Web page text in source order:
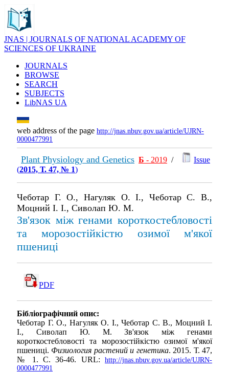
JNAS | JOURNALS OF NATIONAL ACADEMY OF
SCIENCES OF UKRAINE
JOURNALS
BROWSE
SEARCH
SUBJECTS
LibNAS UA
web address of the page http://jnas.nbuv.gov.ua/article/UJRN-
0000477991
Plant Physiology and Genetics Б - 2019 /
Issue
(2015, Т. 47, № 1)
Чеботар Г. О., Нагуляк О. І., Чеботар С. В.,
Моцний І. І., Сиволап Ю. М.
Зв'язок між генами короткостебловості
та морозостійкістю озимої м'якої
пшениці
PDF
Бібліографічний опис:
Чеботар Г. О., Нагуляк О. І., Чеботар С. В., Моцний І.
І., Сиволап Ю. М. Зв'язок між генами
короткостебловості та морозостійкістю озимої м'якої
пшениці. Физиология растений и генетика. 2015. Т. 47,
№ 1. С. 36-46. URL: http://jnas.nbuv.gov.ua/article/UJRN-
0000477991